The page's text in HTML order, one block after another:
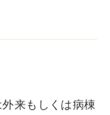
来もしくは病棟